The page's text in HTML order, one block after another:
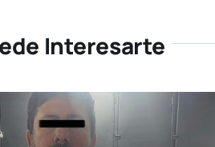
Interesarte